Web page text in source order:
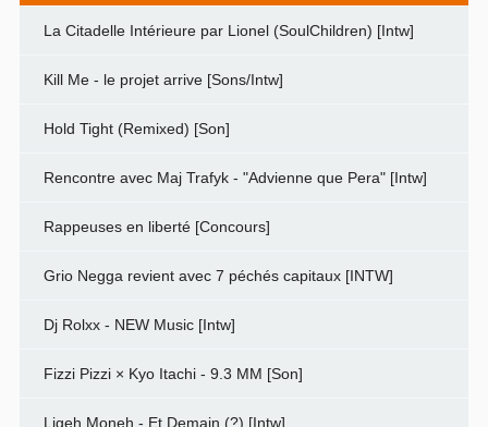
La Citadelle Intérieure par Lionel (SoulChildren) [Intw]
Kill Me - le projet arrive [Sons/Intw]
Hold Tight (Remixed) [Son]
Rencontre avec Maj Trafyk - "Advienne que Pera" [Intw]
Rappeuses en liberté [Concours]
Grio Negga revient avec 7 péchés capitaux [INTW]
Dj Rolxx - NEW Music [Intw]
Fizzi Pizzi × Kyo Itachi - 9.3 MM [Son]
Ligeh Moneh - Et Demain (?) [Intw]